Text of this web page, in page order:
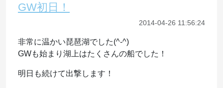
GW初日！
2014-04-26 11:56:24
非常に温かい琵琶湖でした(^-^)
GWも始まり湖上はたくさんの船でした！
明日も続けて出撃します！